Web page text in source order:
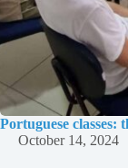
Portuguese classes:
October 14, 2024